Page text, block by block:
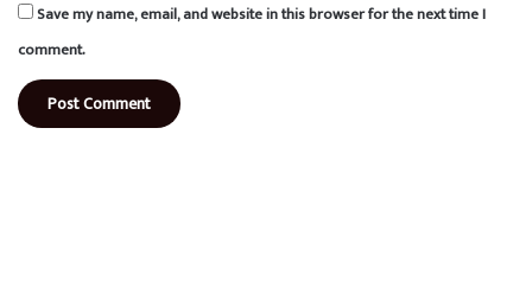
Save my name, email, and website in this browser for the next time I
comment.